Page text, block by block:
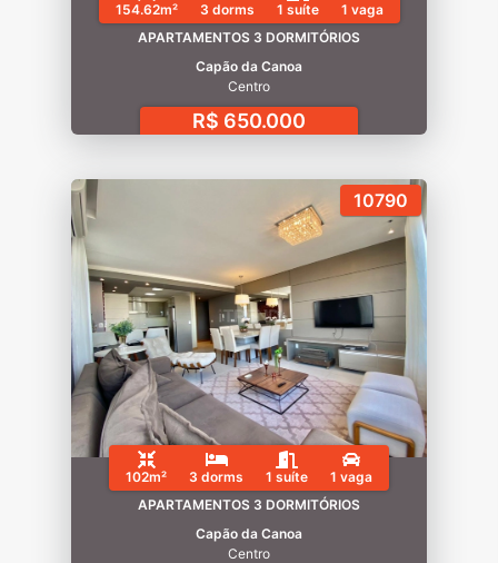
154.62m² 3 dorms 1 suíte
1 vaga
APARTAMENTOS 3 DORMITÓRIOS
Capão da Canoa
Centro
R$ 650.000
10790
102m² 3 dorms 1 suíte
1 vaga
APARTAMENTOS 3 DORMITÓRIOS
Capão da Canoa
Centro